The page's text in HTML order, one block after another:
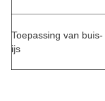
Toepassing van buis-
ijs